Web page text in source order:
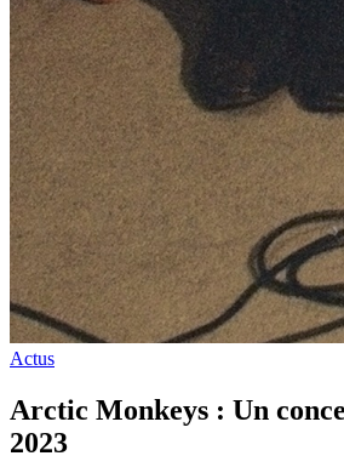
Actus
Arctic Monkeys : Un
2023